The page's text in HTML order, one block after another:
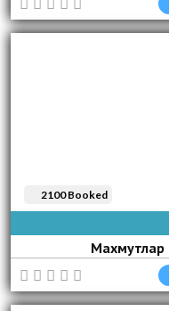
Махмутлар
2100 Booked